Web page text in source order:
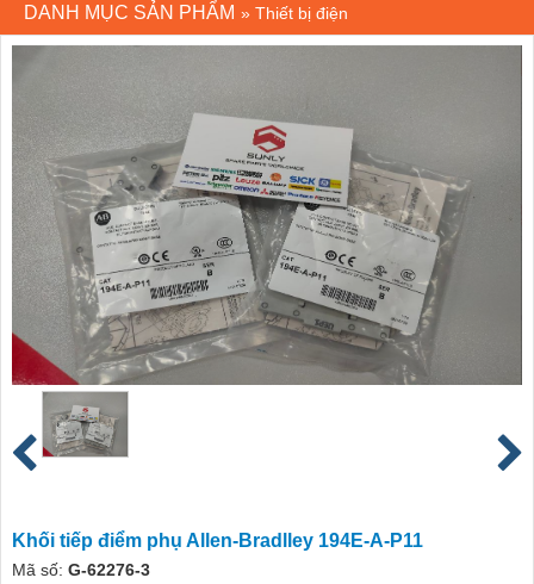
DANH MỤC SẢN PHẨM » Thiết bị điện
Khối tiếp điểm phụ Allen-Bradlley 194E-A-P11
Mã số: G-62276-3